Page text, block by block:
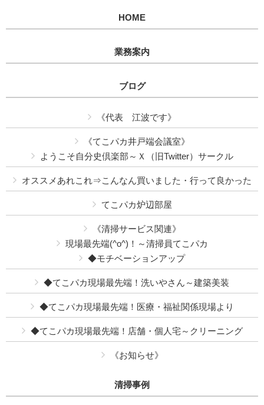
HOME
業務案内
ブログ
《代表 江波です》
《てこパカ井戸端会議室》
ようこそ自分史倶楽部～Ｘ（旧Twitter）サークル
オススメあれこれ⇒こんなん買いました・行って良かった
てこパカ炉辺部屋
《清掃サービス関連》
現場最先端(^o^)！～清掃員てこパカ
◆モチベーションアップ
◆てこパカ現場最先端！洗いやさん～建築美装
◆てこパカ現場最先端！医療・福祉関係現場より
◆てこパカ現場最先端！店舗・個人宅～クリーニング
《お知らせ》
清掃事例